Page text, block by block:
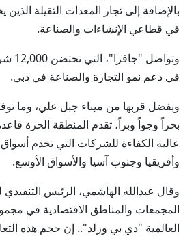
بالإضافة إلى تجار المعدات الثقيلة الذين
في قطاعي الإنشاءات والصناعة.
في دعم نمو التجارة والصناعة في دبي.
وبفضل قربها من ميناء جبل علي، وما
بحراً وجواً وبراً، تقدم المنطقة الحرة
عالية الكفاءة للشركات التي تخدم
وأفريقيا وجنوب آسيا والأسواق الأوسع.
وقال عبدالله الهاشمي، الرئيس التنفيذي
المجمعات والمناطق الاقتصادية في
العالمية "دي بي ورلد".. إن حجم هذه